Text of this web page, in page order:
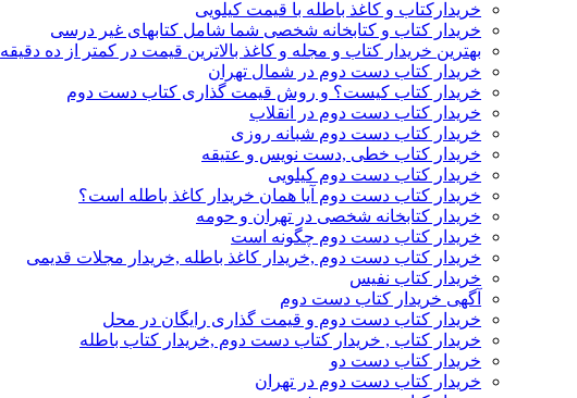
خریدارکتاب و کاغذ باطله با قیمت کیلویی
خریدار کتاب و کتابخانه شخصی شما شامل کتابهای غیر درسی
بهترین خریدار کتاب و مجله و کاغذ بالاترین قیمت در کمتر از ده دقیقه
خریدار کتاب دست دوم در شمال تهران
خریدار کتاب کیست؟ و روش قیمت گذاری کتاب دست دوم
خریدار کتاب دست دوم در انقلاب
خریدار کتاب دست دوم شبانه روزی
خریدار کتاب خطی ,دست نویس و عتیقه
خریدار کتاب دست دوم کیلویی
خریدار کتاب دست دوم آیا همان خریدار کاغذ باطله است؟
خریدار کتابخانه شخصی در تهران و حومه
خریدار کتاب دست دوم چگونه است
خریدار کتاب دست دوم ,خریدار کاغذ باطله ,خریدار مجلات قدیمی
خریدار کتاب نفیس
آگهی خریدار کتاب دست دوم
خریدار کتاب دست دوم و قیمت گذاری رایگان در محل
خریدار کتاب , خریدار کتاب دست دوم ,خریدار کتاب باطله
خریدار کتاب دست دو
خریدار کتاب دست دوم در تهران